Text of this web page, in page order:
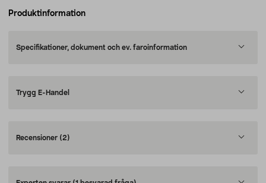
Produktinformation
Specifikationer, dokument och ev. faroinformation
Trygg E-Handel
Recensioner (2)